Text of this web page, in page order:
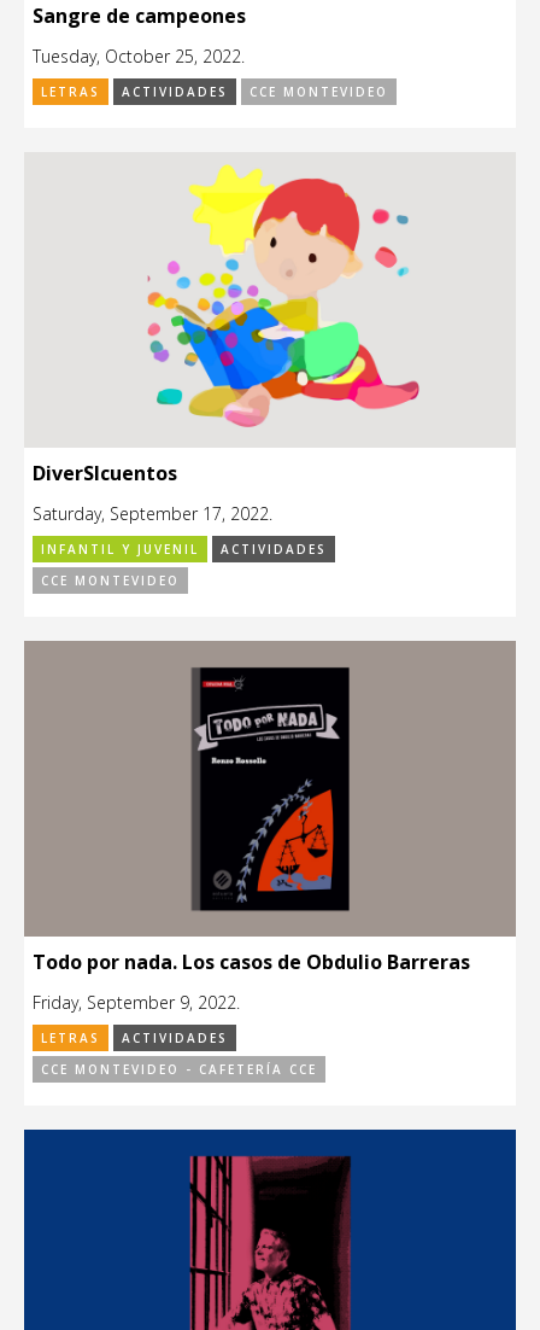
Sangre de campeones
Tuesday, October 25, 2022.
LETRAS ACTIVIDADES CCE MONTEVIDEO
DiverSIcuentos
Saturday, September 17, 2022.
INFANTIL Y JUVENIL
ACTIVIDADES
CCE MONTEVIDEO
Todo por nada. Los casos de Obdulio Barreras
Friday, September 9, 2022.
LETRAS
ACTIVIDADES
CCE MONTEVIDEO - CAFETERÍA CCE